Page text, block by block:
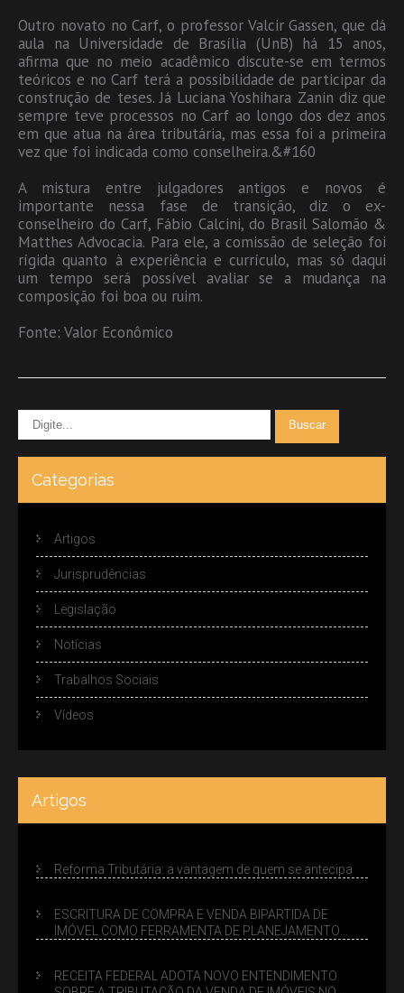
Outro novato no Carf, o professor Valcir Gassen, que dá
aula na Universidade de Brasília (UnB) há 15 anos,
afirma que no meio acadêmico discute-se em termos
teóricos e no Carf terá a possibilidade de participar da
construção de teses. Já Luciana Yoshihara Zanin diz que
sempre teve processos no Carf ao longo dos dez anos
em que atua na área tributária, mas essa foi a primeira
vez que foi indicada como conselheira.&#160
A mistura entre julgadores antigos e novos é
importante nessa fase de transição, diz o ex-
conselheiro do Carf, Fábio Calcini, do Brasil Salomão &
Matthes Advocacia. Para ele, a comissão de seleção foi
rígida quanto à experiência e currículo, mas só daqui
um tempo será possível avaliar se a mudança na
composição foi boa ou ruim.
Fonte: Valor Econômico
Categorias
Artigos
Jurisprudências
Legislação
Notícias
Trabalhos Sociais
Vídeos
Artigos
Reforma Tributária: a vantagem de quem se antecipa
ESCRITURA DE COMPRA E VENDA BIPARTIDA DE
IMÓVEL COMO FERRAMENTA DE PLANEJAMENTO
RECEITA FEDERAL ADOTA NOVO ENTENDIMENTO